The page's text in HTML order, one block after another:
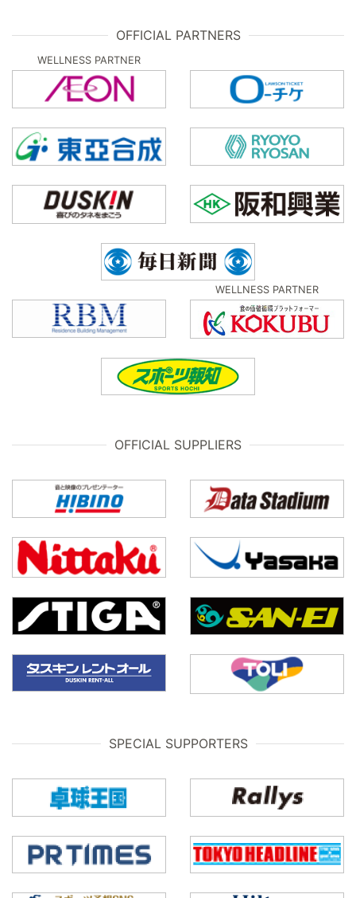
OFFICIAL PARTNERS
WELLNESS PARTNER
WELLNESS PARTNER
OFFICIAL SUPPLIERS
SPECIAL SUPPORTERS